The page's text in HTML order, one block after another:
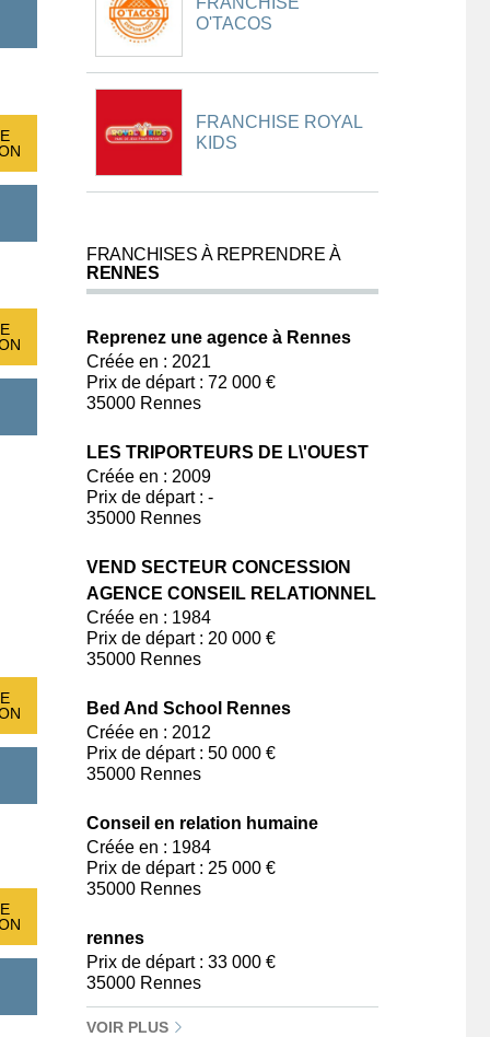
O'TACOS
FRANCHISE ROYAL
KIDS
FRANCHISES À REPRENDRE À
RENNES
Reprenez une agence à Rennes
Créée en : 2021
Prix de départ : 72 000 €
35000 Rennes
LES TRIPORTEURS DE L\'OUEST
Créée en : 2009
Prix de départ : -
35000 Rennes
VEND SECTEUR CONCESSION
AGENCE CONSEIL RELATIONNEL
Créée en : 1984
Prix de départ : 20 000 €
35000 Rennes
Bed And School Rennes
Créée en : 2012
Prix de départ : 50 000 €
35000 Rennes
Conseil en relation humaine
Créée en : 1984
Prix de départ : 25 000 €
35000 Rennes
rennes
Prix de départ : 33 000 €
35000 Rennes
VOIR PLUS